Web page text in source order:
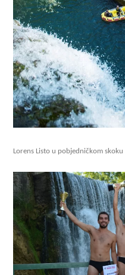
Lorens Listo u pobjedničkom skoku